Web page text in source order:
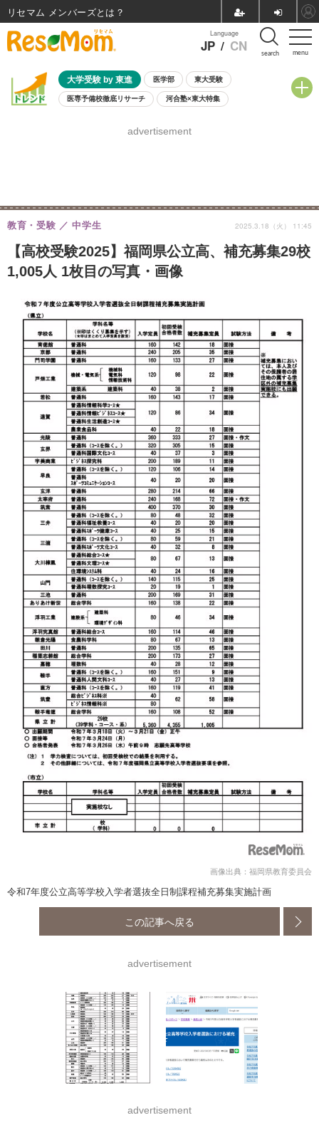
menu
Language
JP / CN search
大学受験 by 東進 医学部 東大受験
医専予備校徹底リサーチ 河合塾×東大特集
8月開催学校説明会・相談会
advertisement
【高校受験2025】福岡県公立高、補充募集29校
1,005人 1枚目の写真・画像
教育・受験 中学生 2025.3.18（火） 11:45
画像出典：福岡県教育委員会
令和7年度公立高等学校入学者選抜全日制課程補充募集実施計画
この記事へ戻る
advertisement
advertisement
リセマム メンバーズ